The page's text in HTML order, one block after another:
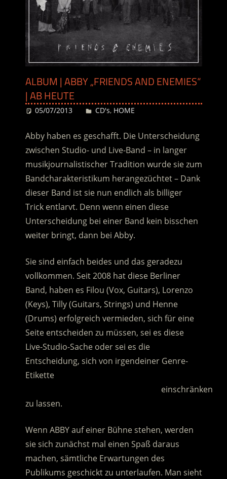
ALBUM | ABBY „FRIENDS AND ENEMIES“
| AB HEUTE
05/07/2013 Desiree
CD's, HOME
Abby haben es geschafft. Die Unterscheidung
zwischen Studio- und Live-Band – in langer
musikjournalistischer Tradition wurde sie zum
Bandcharakteristikum herangezüchtet – Dank
dieser Band ist sie nun endlich als billiger
Trick entlarvt. Denn wenn einen diese
Unterscheidung bei einer Band kein bisschen
weiter bringt, dann bei Abby.
Sie sind einfach beides und das geradezu
vollkommen. Seit 2008 hat diese Berliner
Band, haben es Filou (Vox, Guitars), Lorenzo
(Keys), Tilly (Guitars, Strings) und Henne
(Drums) erfolgreich vermieden, sich für eine
Seite entscheiden zu müssen, sei es diese
Live-Studio-Sache oder sei es die
Entscheidung, sich von irgendeiner Genre-
Etikette
einschränken
zu lassen.
Wenn ABBY auf einer Bühne stehen, werden
sie sich zunächst mal einen Spaß daraus
machen, sämtliche Erwartungen des
Publikums geschickt zu unterlaufen. Man sieht